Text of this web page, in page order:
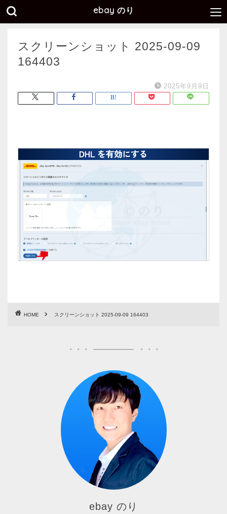
ebay のり
スクリーンショット 2025-09-09
164403
2025年9月9日
HOME スクリーンショット 2025-09-09 164403
ebay のり